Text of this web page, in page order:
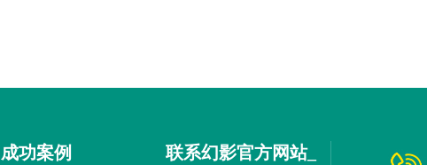
成功案例
联系幻影官方网站_